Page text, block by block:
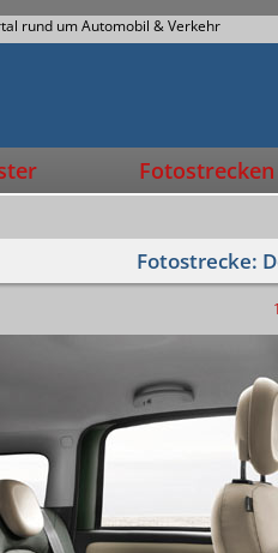
rund um Automobil & Verkehr
Fotostrecken
Fotostrecke:
1